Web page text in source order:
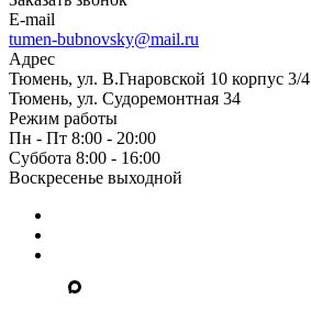
E-mail
tumen-bubnovsky@mail.ru
Адрес
Тюмень, ул. В.Гнаровской 10 корпус 3/4
Тюмень, ул. Судоремонтная 34
Режим работы
Пн - Пт 8:00 - 20:00
Суббота 8:00 - 16:00
Воскресенье выходной